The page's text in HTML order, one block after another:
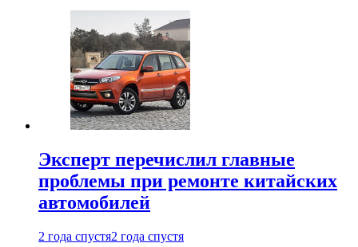
Эксперт перечислил главные
проблемы при ремонте китайских
автомобилей
2 года спустя2 года спустя